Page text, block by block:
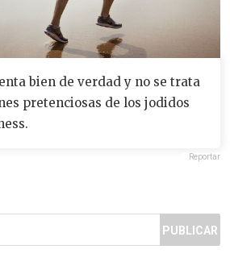
bien de verdad y no se trata
pretenciosas de los jodidos
Reportar
PUBLICAR